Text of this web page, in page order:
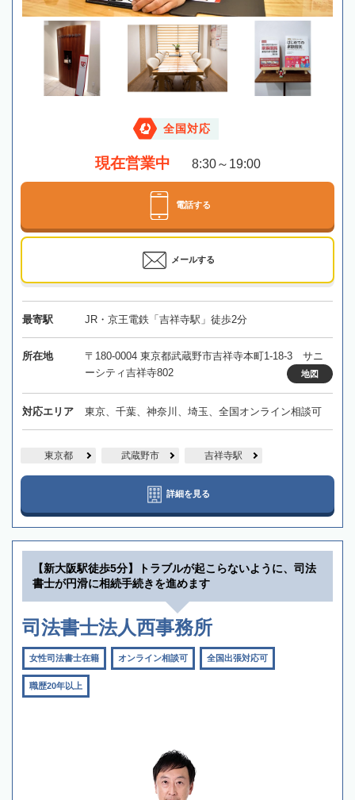
全国対応
現在営業中 8:30～19:00
電話する
メールする
最寄駅 JR・京王電鉄「吉祥寺駅」徒歩2分
所在地
〒180-0004 東京都武蔵野市吉祥寺本町1-18-3 サニ
ーシティ吉祥寺802
地図
対応エリア 東京、千葉、神奈川、埼玉、全国オンライン相談可
東京都 武蔵野市 吉祥寺駅
詳細を見る
【新大阪駅徒歩5分】トラブルが起こらないように、司法
書士が円滑に相続手続きを進めます
司法書士法人西事務所
女性司法書士在籍 オンライン相談可 全国出張対応可
職歴20年以上